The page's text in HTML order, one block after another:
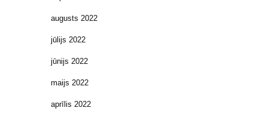
augusts 2022
jūlijs 2022
jūnijs 2022
maijs 2022
aprīlis 2022